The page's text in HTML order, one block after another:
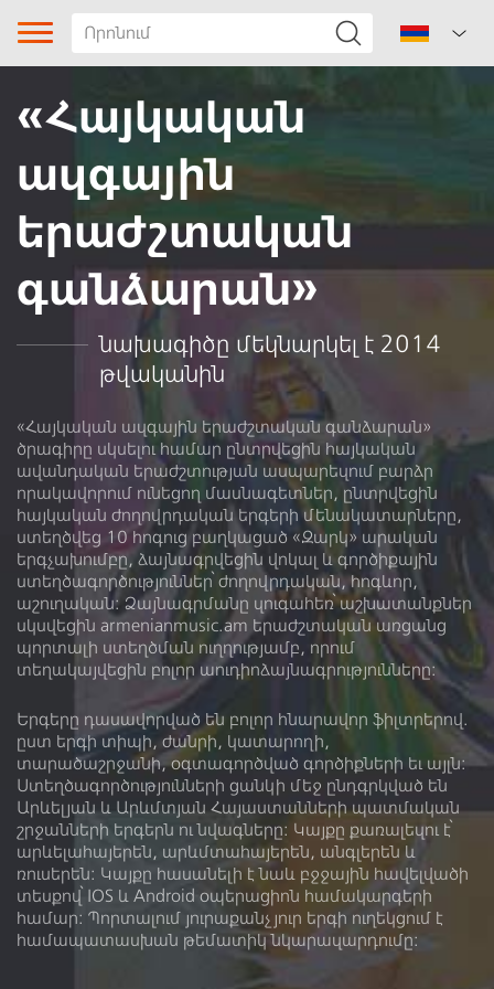
Երգի տիպը
Ենթաժանր
Տարածաշրջան
Հեղինակ
Կատարող
Արմինէ Եղիազարեան
Նուագարան
Ձայնադարան Տեսադարան
Մեր մասին Գրադարան
Լիցենզիա
«Հայկական
ազգային
երաժշտական
գանձարան»
նախագիծը մեկնարկել է 2014
թվականին
«Հայկական ազգային երաժշտական գանձարան»
ծրագիրը սկսելու համար ընտրվեցին հայկական
ավանդական երաժշտության ասպարեզում բարձր
որակավորում ունեցող մասնագետներ, ընտրվեցին
հայկական ժողովրդական երգերի մենակատարները,
ստեղծվեց 10 հոգուց բաղկացած «Զարկ» արական
երգչախումբը, ձայնագրվեցին վոկալ և գործիքային
ստեղծագործություններ՝ ժողովրդական, հոգևոր,
աշուղական: Ձայնագրմանը զուգահեռ՝ աշխատանքներ
սկսվեցին armenianmusic.am երաժշտական առցանց
պորտալի ստեղծման ուղղությամբ, որում
տեղակայվեցին բոլոր աուդիոձայնագրությունները:
Երգերը դասավորված են բոլոր հնարավոր ֆիլտրերով.
ըստ երգի տիպի, ժանրի, կատարողի,
տարածաշրջանի, օգտագործված գործիքների եւ այլն:
Ստեղծագործությունների ցանկի մեջ ընդգրկված են
Արևելյան և Արևմտյան Հայաստանների պատմական
շրջանների երգերն ու նվագները: Կայքը քառալեզու է՝
արևելահայերեն, արևմտահայերեն, անգլերեն և
ռուսերեն։ Կայքը հասանելի է նաև բջջային հավելվածի
տեսքով՝ IOS և Android օպերացիոն համակարգերի
համար: Պորտալում յուրաքանչյուր երգի ուղեկցում է
համապատասխան թեմատիկ նկարազարդումը: